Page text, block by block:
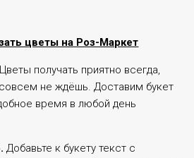
цветы на Роз-Маркет
получать приятно всегда,
не ждёшь. Доставим букет
время в любой день
Добавьте к букету текст с